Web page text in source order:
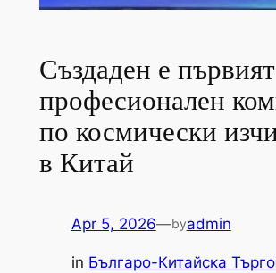
Създаден е първият
професионален
по космически
в Китай
Apr 5, 2026—byadmin
in Българо-Китайска